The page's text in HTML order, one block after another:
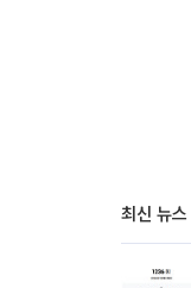
최신 뉴스